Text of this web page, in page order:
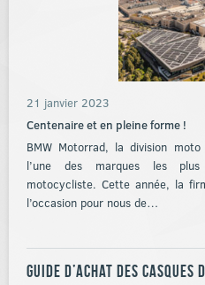
21 janvier 2023
Centenaire et en pleine forme !
BMW Motorrad, la division
l’une des marques les plus
motocycliste. Cette année, la
l’occasion pour nous de…
Guide d’achat des casques